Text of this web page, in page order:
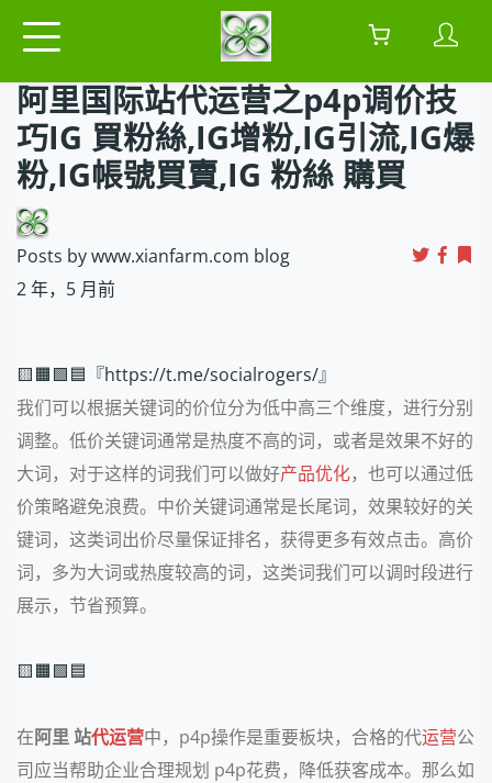
阿里国际站代运营之p4p调价技
巧IG 買粉絲,IG增粉,IG引流,IG爆
粉,IG帳號買賣,IG 粉絲 購買
Posts by www.xianfarm.com blog
2 年，5 月前
🟨🟧🟩🟦『https://t.me/socialrogers/』
我们可以根据关键词的价位分为低中高三个维度，进行分别
调整。低价关键词通常是热度不高的词，或者是效果不好的
大词，对于这样的词我们可以做好产品优化，也可以通过低
价策略避免浪费。中价关键词通常是长尾词，效果较好的关
键词，这类词出价尽量保证排名，获得更多有效点击。高价
词，多为大词或热度较高的词，这类词我们可以调时段进行
展示，节省预算。
🟨🟧🟩🟦
在阿里 站代运营中，p4p操作是重要板块，合格的代运营公
司应当帮助企业合理规划 p4p花费，降低获客成本。那么如